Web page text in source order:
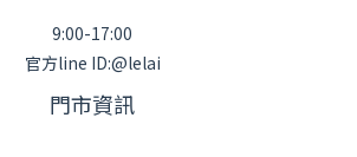
9:00-17:00
官方line ID:@lelai
門市資訊